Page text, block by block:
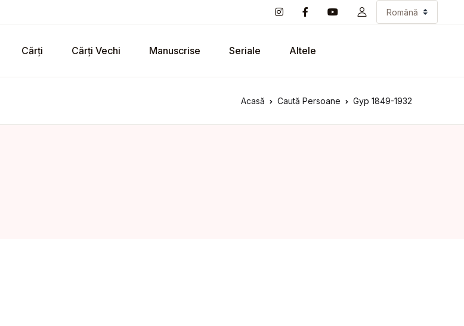
Cărți Cărți Vechi Manuscrise Seriale Altele
Acasă Caută Persoane Gyp 1849-1932